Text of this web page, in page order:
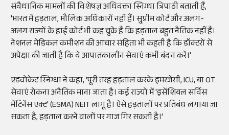
संवैधानिक मामलों की विशेषज्ञ अधिवक्ता स्निग्धा त्रिपाठी बताती हैं,
'भारत में हड़ताल, मौलिक अधिकारों नहीं हैं। सु्प्रीम कोर्ट और अलग-
अलग राज्यों के हाई कोर्ट भी कह चुके हैं कि हड़ताल बहुत नैतिक नहीं हैं।
नेशनल मेडिकल कमीशन की आचार संहिता भी कहती है कि डॉक्टरों से
अपेक्षा की जाती है कि वे आपातकालीन सेवाएं कभी बंद न करें।'
एडवोकेट स्निग्धा ने कहा, 'पूरी तरह हड़ताल करके इमरजेंसी, ICU, या OT
सेवाएं रोकना अनैतिक माना जाता है। कई राज्यो में 'इसेंशियल सर्विस
मेंटिनेंस एक्ट' (ESMA) NEIT लागू है। ऐसे हड़तालों पर प्रतिबंध लगाया जा
सकता है, हड़ताल करने वालों पर गाज गिर सकती है।'